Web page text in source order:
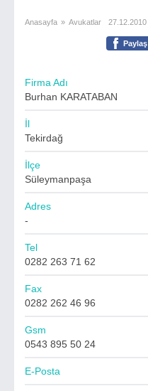
Anasayfa » Avukatlar 27.12.2010
Paylaş
Firma Adı
Burhan KARATABAN
İl
Tekirdağ
İlçe
Süleymanpaşa
Adres
-
Tel
0282 263 71 62
Fax
0282 262 46 96
Gsm
0543 895 50 24
E-Posta